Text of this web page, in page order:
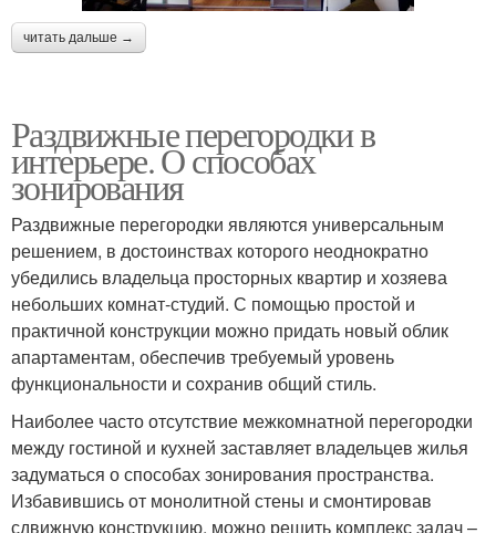
читать дальше →
Раздвижные перегородки в
интерьере. О способах
зонирования
Раздвижные перегородки являются универсальным
решением, в достоинствах которого неоднократно
убедились владельца просторных квартир и хозяева
небольших комнат-студий. С помощью простой и
практичной конструкции можно придать новый облик
апартаментам, обеспечив требуемый уровень
функциональности и сохранив общий стиль.
Наиболее часто отсутствие межкомнатной перегородки
между гостиной и кухней заставляет владельцев жилья
задуматься о способах зонирования пространства.
Избавившись от монолитной стены и смонтировав
сдвижную конструкцию, можно решить комплекс задач –